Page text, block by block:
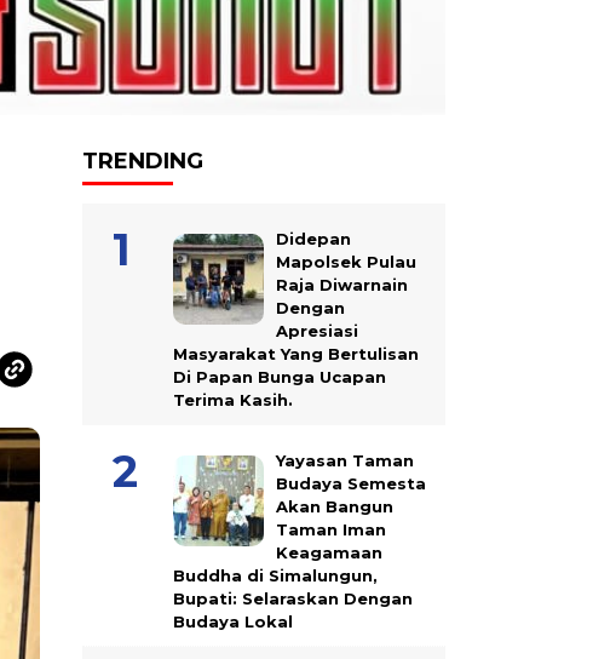
TRENDING
Didepan
Mapolsek Pulau
Raja Diwarnain
Dengan
Apresiasi
Masyarakat Yang Bertulisan
Di Papan Bunga Ucapan
Terima Kasih.
Yayasan Taman
Budaya Semesta
Akan Bangun
Taman Iman
Keagamaan
Buddha di Simalungun,
Bupati: Selaraskan Dengan
Budaya Lokal